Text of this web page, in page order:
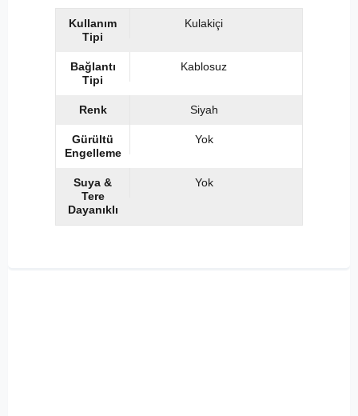
Kullanım
Tipi
Kulakiçi
Bağlantı
Tipi
Kablosuz
Renk Siyah
Gürültü
Engelleme
Yok
Suya &
Tere
Dayanıklı
Yok